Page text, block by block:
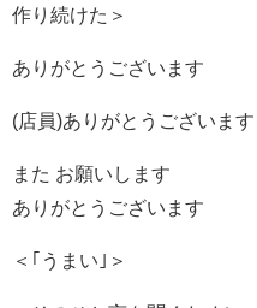
作り続けた＞
ありがとうございます
(店員)ありがとうございます
また お願いします
ありがとうございます
＜｢うまい｣＞